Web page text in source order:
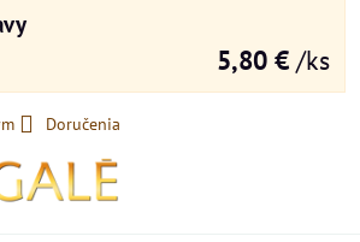
5,80 € /ks
Doručenia